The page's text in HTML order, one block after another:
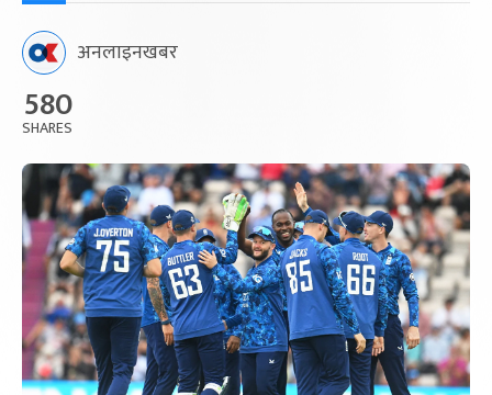
अनलाइनखबर
580
SHARES